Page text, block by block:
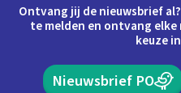
Ontvang jij de nieuwsbrief
te melden en ontvang
keuze
Nieuwsbrief PO